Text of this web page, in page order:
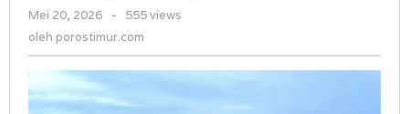
STS
di
Mei 20, 2026
oleh
-
555 views
oleh porostimur.com